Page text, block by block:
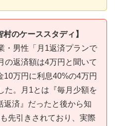
のケーススタディ】
・男性「月1返済プランで
の返済額は4万円と聞いて
10万円に利息40%の4万円
た。月1とは『毎月少額を
返済』だったと後から知
先引きされており、実際